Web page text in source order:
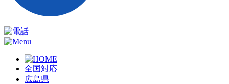
全国対応
広島県